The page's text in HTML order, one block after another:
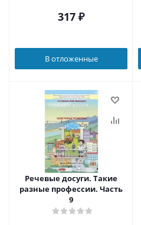
317 ₽
В отложенные
Речевые досуги. Такие
разные профессии. Часть
9